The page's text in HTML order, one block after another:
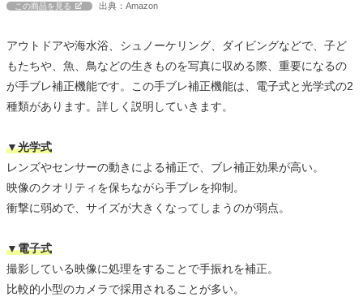
この商品を見る 出典：Amazon
アウトドアや海水浴、シュノーケリング、ダイビングなどで、子ど
もたちや、魚、鳥などの生きものを写真に収める際、重要になるの
が手ブレ補正機能です。この手ブレ補正機能は、電子式と光学式の2
種類があります。詳しく説明していきます。
▼光学式
レンズやセンサーの動きによる補正で、ブレ補正効果が高い。
映像のクオリティを保ちながら手ブレを抑制。
衝撃に弱めで、サイズが大きくなってしまうのが弱点。
▼電子式
撮影している映像に処理をすることで手振れを補正。
比較的小型のカメラで採用されることが多い。